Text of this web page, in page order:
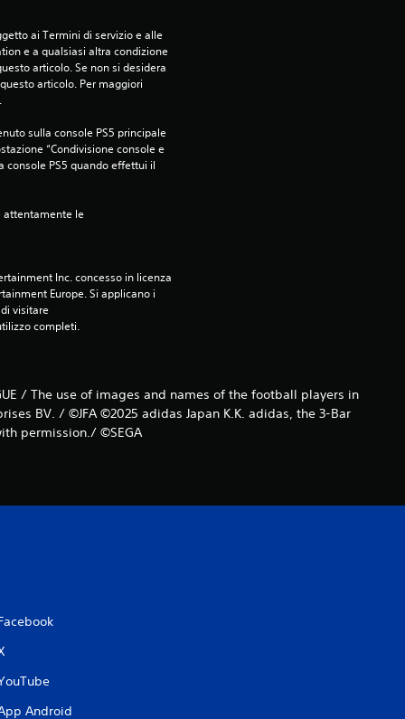
ai Termini di servizio e alle
e a qualsiasi altra condizione
articolo. Se non si desidera
articolo. Per maggiori
sulla console PS5 principale
“Condivisione console e
console PS5 quando effettui il
attentamente le
Inc. concesso in licenza
Europe. Si applicano i
visitare
completi.
/ The use of images and names of the football players in
BV. / ©JFA ©2025 adidas Japan K.K. adidas, the 3-Bar
permission./ ©SEGA
Android